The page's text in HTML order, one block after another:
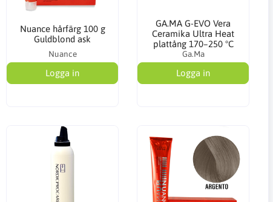
Nuance hårfärg 100 g
Guldblond ask
Nuance
Logga in
GA.MA G-EVO Vera
Ceramika Ultra Heat
plattång 170–250 °C
Ga.Ma
Logga in